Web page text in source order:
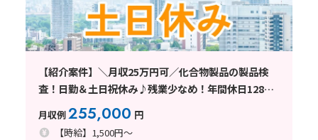
【紹介案件】＼月収25万円可／化合物製品の製品検
査！日勤＆土日祝休み♪残業少なめ！年間休日128
月収例255,000 円
【時給】1,500円～